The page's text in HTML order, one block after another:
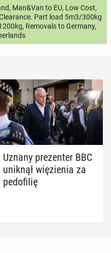
Man&Van to EU, Low Cost,
Part load 5m3/300kg
Removals to Germany,
Uznany pre­zen­ter BBC
uniknął wię­zie­nia za
pe­do­fi­lię